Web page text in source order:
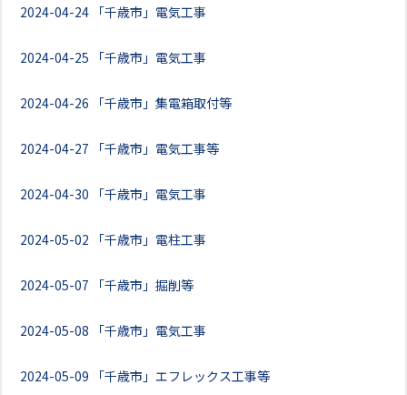
2024-04-24 「千歳市」電気工事
2024-04-25 「千歳市」電気工事
2024-04-26 「千歳市」集電箱取付等
2024-04-27 「千歳市」電気工事等
2024-04-30 「千歳市」電気工事
2024-05-02 「千歳市」電柱工事
2024-05-07 「千歳市」掘削等
2024-05-08 「千歳市」電気工事
2024-05-09 「千歳市」エフレックス工事等